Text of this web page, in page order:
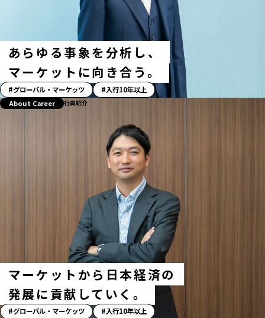
あらゆる事象を分析し、
マーケットに向き合う。
「ス
ト
グローバル・マーケッツ 入行10年以上
マーケットから日本経済の
発展に貢献していく。
About Career 行員紹介
「スグローバル・マーケッツ 入行10年以上